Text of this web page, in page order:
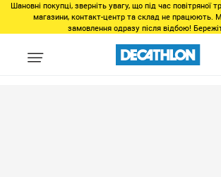
Шановні покупці, зверніть увагу, що під час повітряної
магазини, контакт-центр та склад не працюють.
замовлення одразу після відбою!
Виды спорта Туризм, Кемпинг Туризм